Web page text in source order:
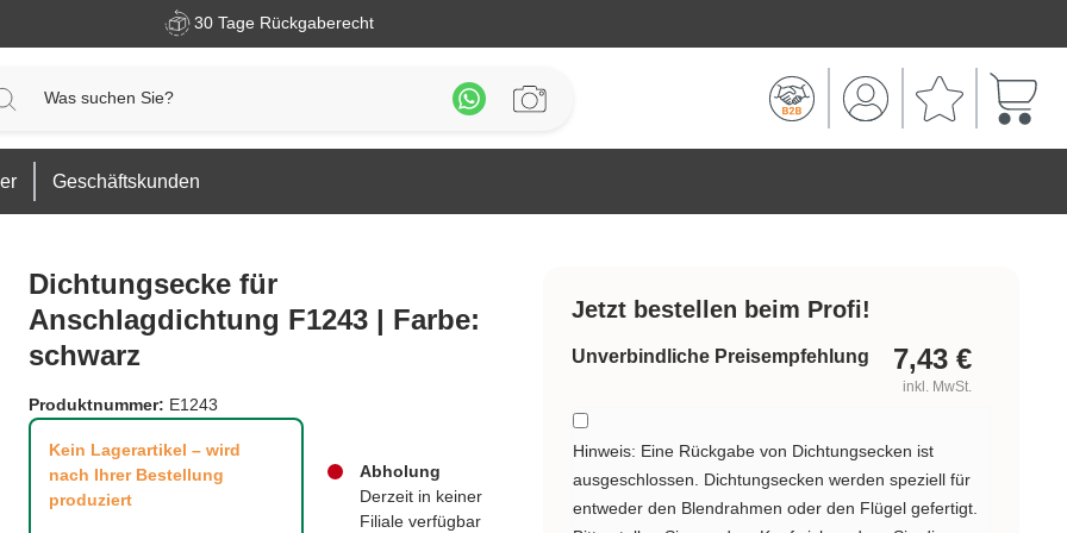
30 Tage Rückgaberecht
Geschäftskunden
Dichtungsecke für
Anschlagdichtung F1243 | Farbe:
schwarz
Produktnummer: E1243
Kein Lagerartikel – wird
nach Ihrer Bestellung
produziert
Abholung
Derzeit in keiner
Filiale verfügbar
Jetzt bestellen beim Profi!
Unverbindliche Preisempfehlung 7,43 €
inkl. MwSt.
Hinweis: Eine Rückgabe von Dichtungsecken ist
ausgeschlossen. Dichtungsecken werden speziell für
entweder den Blendrahmen oder den Flügel gefertigt.